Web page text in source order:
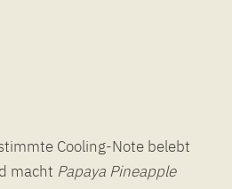
macht Papaya Pineapple